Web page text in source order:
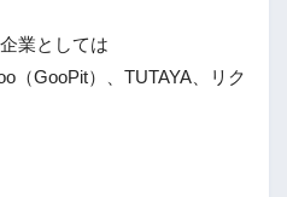
業としては
（GooPit）、TUTAYA、リク